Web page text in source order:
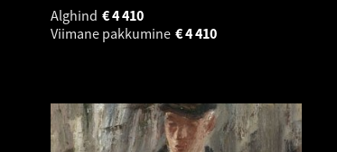
Alghind
4 410
€
Viimane pakkumine
4 410
€